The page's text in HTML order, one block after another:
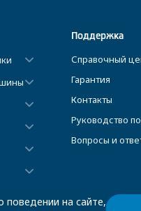
Поддержка
Справочный
Гарантия
Контакты
Руководство
Вопросы и
поведении на сайте,